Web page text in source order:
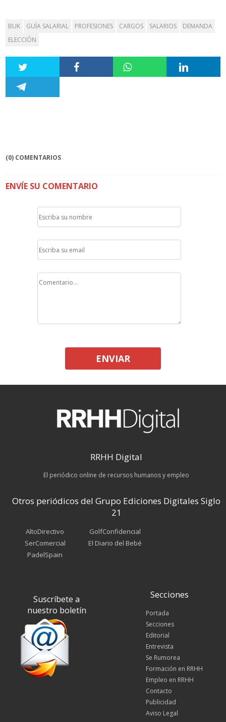
BUK GUÍA SALARIAL PROFESIONES CARGOS SALARIOS
DEMANDA
ELECCIÓN
(0) COMENTARIOS
ENVÍE SU COMENTARIO
ENVIAR
RRHH Digital
El periódico online de recursos humanos y empleo
Otros periódicos del Grupo Ediciones Digitales Siglo
21
AltoDirectivo
SerComercial
PadelSpain
GolfConfidencial
El Diario del Bebé
Suscríbete a
nuestro boletín
Secciones
Portada
Secciones
Editorial
Entrevista
Se Rumorea
Formación en RRHH
Empleo en RRHH
Contacto
Publicidad
Aviso Legal